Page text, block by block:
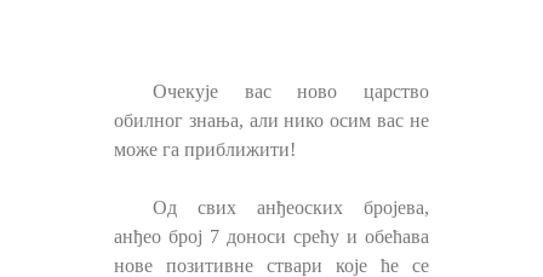
Очекује вас ново царство
обилног знања, али нико осим вас не
може га приближити!
Од свих анђеоских бројева,
анђео број 7 доноси срећу и обећава
нове позитивне ствари које ће се